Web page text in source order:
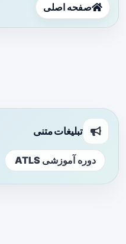
صفحه اصلی
تبلیغات متنی
دوره آموزشی ATLS